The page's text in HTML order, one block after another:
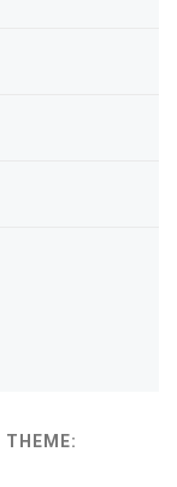
THEME: